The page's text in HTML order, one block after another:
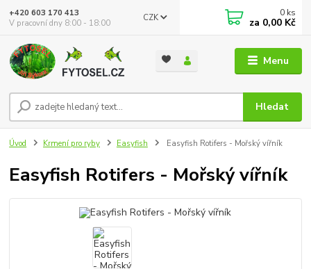
Menu
CZK
Hledat
+420 603 170 413
V pracovní dny 8:00 - 18:00
0 ks
za 0,00 Kč
Úvod Krmení pro ryby Easyfish Easyfish Rotifers - Mořský vířník
Easyfish Rotifers - Mořský vířník